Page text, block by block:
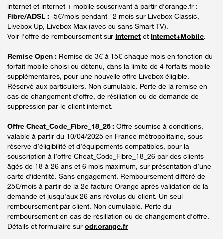
internet et internet + mobile souscrivant à partir d’orange.fr :
Fibre/ADSL : -5€/mois pendant 12 mois sur Livebox Classic,
Livebox Up, Livebox Max (avec ou sans Smart TV).
Voir l'offre de remboursement sur Internet et Internet+Mobile.
Remise Open : Remise de 3€ à 15€ chaque mois en fonction du
forfait mobile choisi ou détenu, dans la limite de 4 forfaits mobile
supplémentaires, pour une nouvelle offre Livebox éligible.
Réservé aux particuliers. Non cumulable. Perte de la remise en
cas de changement d'offre, de résiliation ou de demande de
suppression par le client internet.
Offre Cheat_Code_Fibre_18_26 : Offre soumise à conditions,
valable à partir du 10/04/2025 en France métropolitaine, sous
réserve d’éligibilité et d’équipements compatibles, pour la
souscription à l’offre Cheat_Code_Fibre_18_26 par des clients
âgés de 18 à 26 ans et 6 mois maximum, sur présentation d’une
carte d’identité. Sans engagement. Remboursement différé de
25€/mois à partir de la 2e facture Orange après validation de la
demande et jusqu’aux 26 ans révolus du client. Un seul
remboursement par client. Non cumulable. Perte du
remboursement en cas de résiliation ou de changement d’offre.
Détails et formulaire sur odr.orange.fr